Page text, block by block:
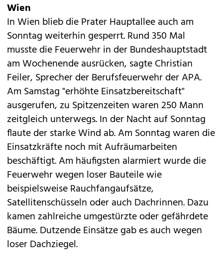
Wien
In Wien blieb die Prater Hauptallee auch am
Sonntag weiterhin gesperrt. Rund 350 Mal
musste die Feuerwehr in der Bundeshauptstadt
am Wochenende ausrücken, sagte Christian
Feiler, Sprecher der Berufsfeuerwehr der APA.
Am Samstag "erhöhte Einsatzbereitschaft"
ausgerufen, zu Spitzenzeiten waren 250 Mann
zeitgleich unterwegs. In der Nacht auf Sonntag
flaute der starke Wind ab. Am Sonntag waren die
Einsatzkräfte noch mit Aufräumarbeiten
beschäftigt. Am häufigsten alarmiert wurde die
Feuerwehr wegen loser Bauteile wie
beispielsweise Rauchfangaufsätze,
Satellitenschüsseln oder auch Dachrinnen. Dazu
kamen zahlreiche umgestürzte oder gefährdete
Bäume. Dutzende Einsätze gab es auch wegen
loser Dachziegel.